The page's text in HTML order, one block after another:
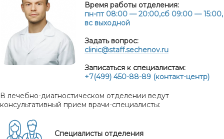
Время работы отделения:
пн-пт 08:00 — 20:00,сб 09:00 — 15:00,
вс выходной
Задать вопрос:
clinic@staff.sechenov.ru
Записаться к специалистам:
+7(499) 450-88-89 (контакт-центр)
В лечебно-диагностическом отделении ведут
консультативный прием врачи-специалисты:
Специалисты отделения